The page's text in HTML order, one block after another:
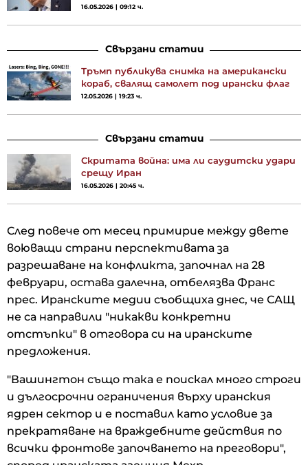
16.05.2026 | 09:12 ч.
Свързани статии
Тръмп публикува снимка на американски
кораб, свалящ самолет под ирански флаг
12.05.2026 | 19:23 ч.
Свързани статии
Скритата война: има ли саудитски удари
срещу Иран
16.05.2026 | 20:45 ч.
След повече от месец примирие между двете
воюващи страни перспективата за
разрешаване на конфликта, започнал на 28
февруари, остава далечна, отбелязва Франс
прес. Иранските медии съобщиха днес, че САЩ
не са направили "никакви конкретни
отстъпки" в отговора си на иранските
предложения.
"Вашингтон също така е поискал много строги
и дългосрочни ограничения върху иранския
ядрен сектор и е поставил като условие за
прекратяване на враждебните действия по
всички фронтове започването на преговори",